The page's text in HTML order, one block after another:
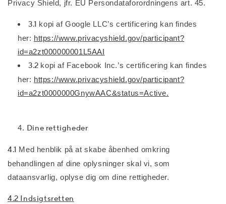
Privacy Shield, jfr. EU Persondataforordningens art. 45.
3.1 kopi af Google LLC’s certificering kan findes
her: https://www.privacyshield.gov/participant?
id=a2zt000000001L5AAI
3.2 kopi af Facebook Inc.’s certificering kan findes
her: https://www.privacyshield.gov/participant?
id=a2zt0000000GnywAAC&status=Active.
Dine rettigheder
4.1 Med henblik på at skabe åbenhed omkring
behandlingen af dine oplysninger skal vi, som
dataansvarlig, oplyse dig om dine rettigheder.
4.2 Indsigtsretten